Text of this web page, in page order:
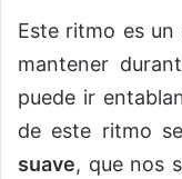
Este ritmo es
mantener
puede ir
de este ritmo
suave, que nos